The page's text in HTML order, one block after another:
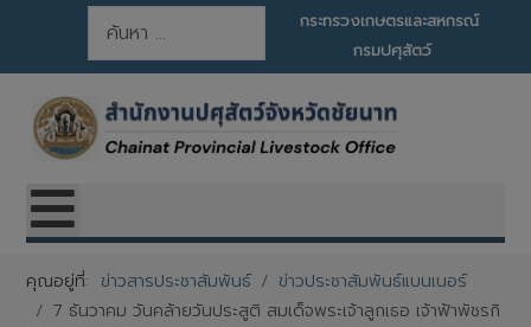
การค้นหา
กระทรวงเกษตรและสหกรณ์
กรมปศุสัตว์
คุณอยู่ที่: ข่าวสารประชาสัมพันธ์
ข่าวประชาสัมพันธ์แบนเนอร์
7 ธันวาคม วันคล้ายวันประสูติ สมเด็จพระเจ้าลูกเธอ เจ้าฟ้าพัชรกิ